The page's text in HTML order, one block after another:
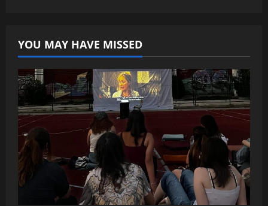
YOU MAY HAVE MISSED